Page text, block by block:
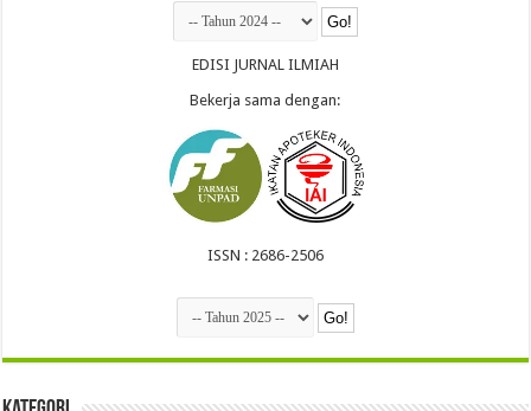
EDISI JURNAL ILMIAH
Bekerja sama dengan:
ISSN : 2686-2506